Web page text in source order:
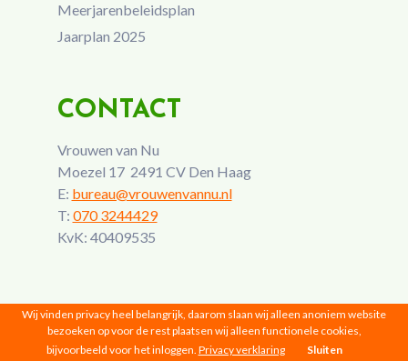
Meerjarenbeleidsplan
Jaarplan 2025
CONTACT
Vrouwen van Nu
Moezel 17 2491 CV Den Haag
E: bureau@vrouwenvannu.nl
T: 070 3244429
KvK: 40409535
Wij vinden privacy heel belangrijk, daarom slaan wij alleen anoniem website
bezoeken op voor de rest plaatsen wij alleen functionele cookies,
bijvoorbeeld voor het inloggen. Privacy verklaring Sluiten